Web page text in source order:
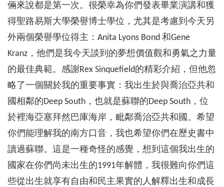
倆來說都是第一次。很榮幸為你們發表畢業演講和獲
得聖路易斯大學榮譽博士學位，尤其是考慮到今天另
外兩個榮譽學位得主：Anita Lyons Bond 和Gene
Kranz，他們是我今天談到的夢想價值觀和勇氣之力量
的最佳典範。感謝Rex Sinquefield的精彩介紹，但他忽
略了一個關於我的重要事實：我出生於與喬治亞共和
國相鄰的Deep South，也就是蘇聯的Deep South，位
於裡海亞塞拜然巴庫海岸，毗鄰喬治亞共和國。希望
你們能理解我的南方口音，我也希望你們在歷史書中
讀過蘇聯。這是一種奇怪的感覺，想到這個我出生的
國家在你們尚未出生的1991年解體，我很難向你們這
些從出生就享有自由和民主果實的人解釋出生和成長